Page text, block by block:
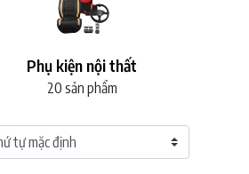
Phụ kiện nội thất
20 sản phẩm